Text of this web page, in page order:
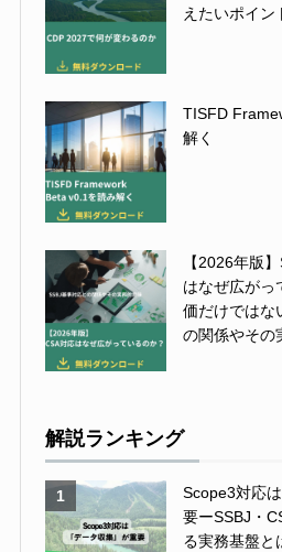
えたいポイ
TISFD
解く
【2026年版
はなぜ広が
価だけではな
の関係やそ
解説ランキング
1
Scope3対応
要ーSSBJ・
る実務基盤と